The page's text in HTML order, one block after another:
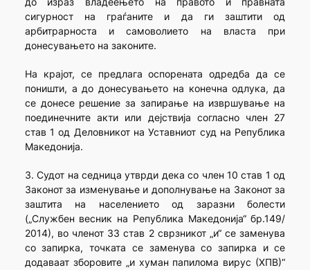
сигурност на граѓаните и да ги заштити од
арбитрарноста и самоволието на власта при
донесувањето на законите.
На крајот, се предлага оспорената одредба да се
поништи, а до донесувањето на конечна одлука, да
се донесе решение за запирање на извршување на
поединечните акти или дејствија согласно член 27
став 1 од Деловникот на Уставниот суд на Република
Македонија.
3. Судот на седница утврди дека со член 10 став 1 од
Законот за изменување и дополнување на Законот за
заштита на населението од заразни болести
(„Службен весник на Република Македонија“ бр.149/
2014), во членот 33 став 2 сврзникот „и“ се заменува
со запирка, точката се заменува со запирка и се
додаваат зборовите „и хуман папилома вирус (ХПВ)“